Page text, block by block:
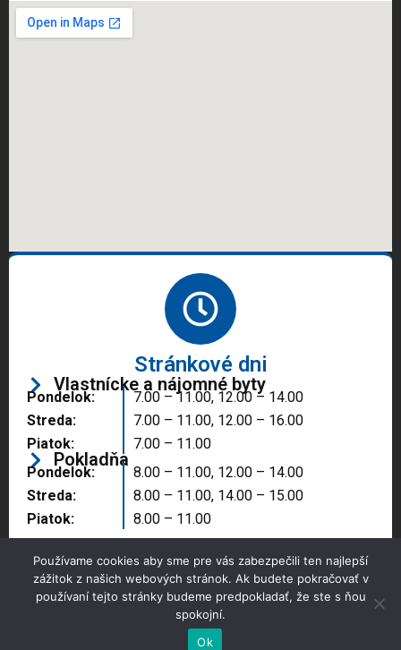
Stránkové dni
Vlastnícke a nájomné byty
Pondelok:
Streda:
Piatok:
7.00 – 11.00, 12.00 – 14.00
7.00 – 11.00, 12.00 – 16.00
7.00 – 11.00
Pokladňa
Pondelok:
Streda:
Piatok:
8.00 – 11.00, 12.00 – 14.00
8.00 – 11.00, 14.00 – 15.00
8.00 – 11.00
Copyright © 2025 Správa majetku mesta, n.o.,
Partizánske
Používame cookies aby sme pre vás zabezpečili ten najlepší
zážitok z našich webových stránok. Ak budete pokračovať v
používaní tejto stránky budeme predpokladať, že ste s ňou
spokojní.
Ok